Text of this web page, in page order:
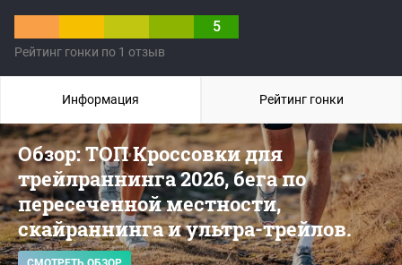
5
Рейтинг гонки по 1 отзыв
Обзор: ТОП Кроссовки для
трейлраннинга 2026, бега по
пересеченной местности,
скайраннинга и ультра-трейлов.
Информация Рейтинг гонки